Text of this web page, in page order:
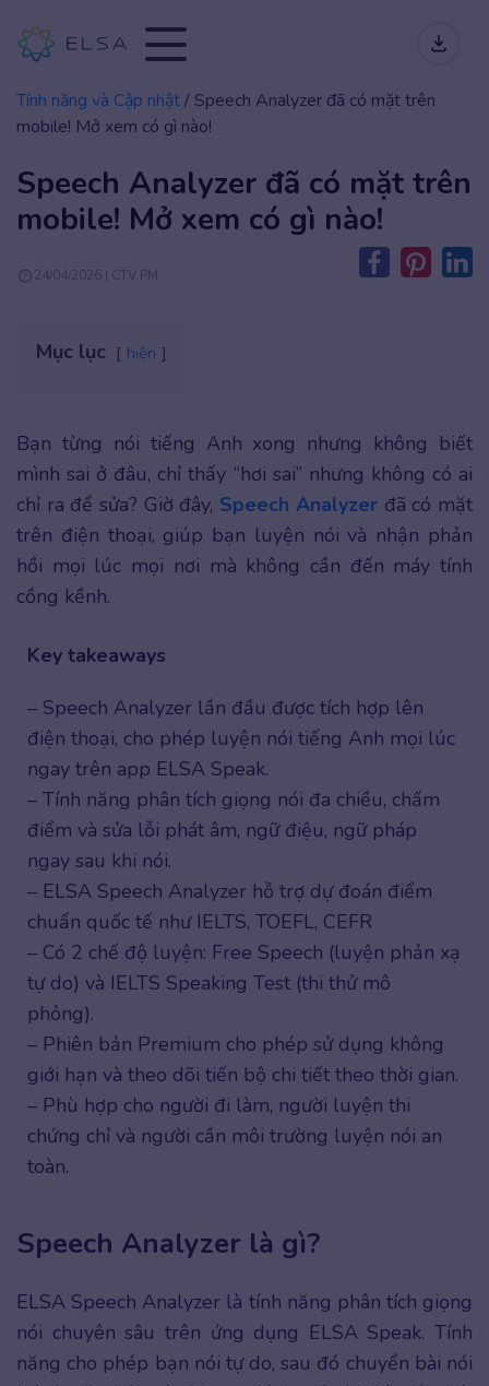
Tính năng và Cập nhật/ Speech Analyzer đã có mặt trên
mobile! Mở xem có gì nào!
Speech Analyzer đã có mặt trên
mobile! Mở xem có gì nào!
24/04/2026 | CTV PM
Mục lục hiện
Bạn từng nói tiếng Anh xong nhưng không biết
mình sai ở đâu, chỉ thấy “hơi sai” nhưng không có ai
chỉ ra để sửa? Giờ đây, Speech Analyzerđã có mặt
trên điện thoại, giúp bạn luyện nói và nhận phản
hồi mọi lúc mọi nơi mà không cần đến máy tính
cồng kềnh.
Key takeaways
– Speech Analyzer lần đầu được tích hợp lên
điện thoại, cho phép luyện nói tiếng Anh mọi lúc
ngay trên app ELSA Speak.
– Tính năng phân tích giọng nói đa chiều, chấm
điểm và sửa lỗi phát âm, ngữ điệu, ngữ pháp
ngay sau khi nói.
– ELSA Speech Analyzer hỗ trợ dự đoán điểm
chuẩn quốc tế như IELTS, TOEFL, CEFR
– Có 2 chế độ luyện: Free Speech (luyện phản xạ
tự do) và IELTS Speaking Test (thi thử mô
phỏng).
– Phiên bản Premium cho phép sử dụng không
giới hạn và theo dõi tiến bộ chi tiết theo thời gian.
– Phù hợp cho người đi làm, người luyện thi
chứng chỉ và người cần môi trường luyện nói an
toàn.
Speech Analyzer là gì?
ELSA Speech Analyzer là tính năng phân tích giọng
nói chuyên sâu trên ứng dụng ELSA Speak. Tính
năng cho phép bạn nói tự do, sau đó chuyển bài nói